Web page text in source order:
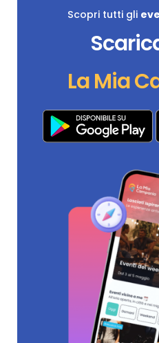
Scopri tutti gli
La Mia